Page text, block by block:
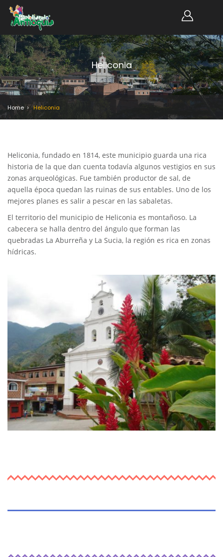
Heliconia
Home Heliconia
Heliconia, fundado en 1814, este municipio guarda una rica
historia de la que dan cuenta todavía algunos vestigios en sus
zonas arqueológicas. Fue también productor de sal, de
aquella época quedan las ruinas de sus entables. Uno de los
mejores planes es salir a pescar en las sabaletas.
El territorio del municipio de Heliconia es montañoso. La
cabecera se halla dentro del ángulo que forman las
quebradas La Aburreña y La Sucia, la región es rica en zonas
hídricas.